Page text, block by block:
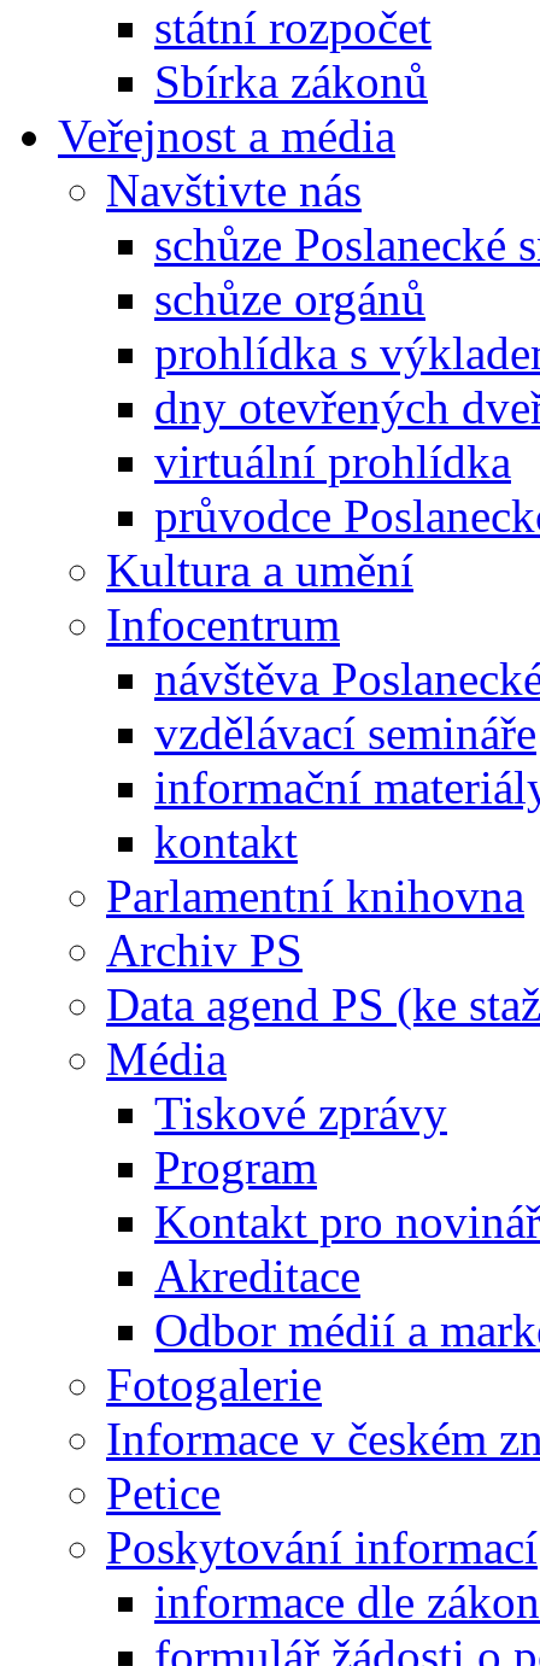
státní rozpočet
Sbírka zákonů
Veřejnost a média
Navštivte nás
schůze Poslanecké
schůze orgánů
prohlídka s
dny otevřených
virtuální prohlídka
průvodce
Kultura a umění
Infocentrum
návštěva
vzdělávací semináře
informační
kontakt
Parlamentní knihovna
Archiv PS
Data agend PS (ke
Média
Tiskové zprávy
Program
Kontakt pro
Akreditace
Odbor médií a
Fotogalerie
Informace v českém
Petice
Poskytování informací
informace dle
formulář žádosti o